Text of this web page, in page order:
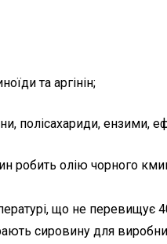
та аргінін;
полісахариди, ензими,
робить олію чорного
що не перевищує
сировину для